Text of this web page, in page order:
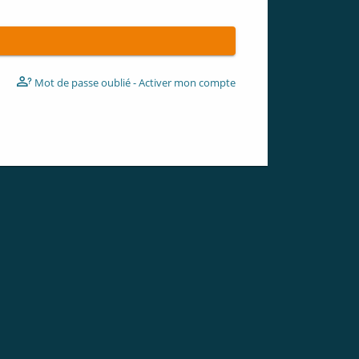
Mot de passe oublié - Activer mon compte